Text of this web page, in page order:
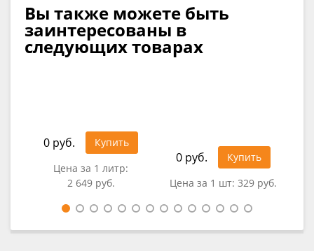
Вы также можете быть
заинтересованы в
следующих товарах
0 руб.
Купить
Цена за 1 литр:
2 649 руб.
0 руб.
Купить
Цена за 1 шт: 329 руб.